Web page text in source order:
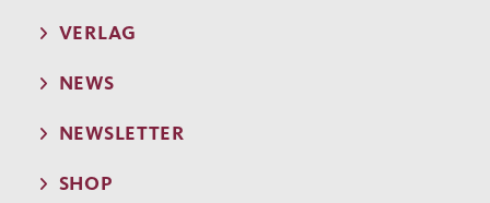
VERLAG
NEWS
NEWSLETTER
SHOP